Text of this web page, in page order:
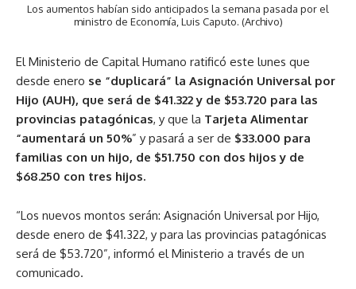
Los aumentos habían sido anticipados la semana pasada por el
ministro de Economía, Luis Caputo. (Archivo)
El Ministerio de Capital Humano ratificó este lunes que
desde enero se “duplicará” la Asignación Universal por
Hijo (AUH), que será de $41.322 y de $53.720 para las
provincias patagónicas, y que la Tarjeta Alimentar
“aumentará un 50%” y pasará a ser de $33.000 para
familias con un hijo, de $51.750 con dos hijos y de
$68.250 con tres hijos.
“Los nuevos montos serán: Asignación Universal por Hijo,
desde enero de $41.322, y para las provincias patagónicas
será de $53.720”, informó el Ministerio a través de un
comunicado.